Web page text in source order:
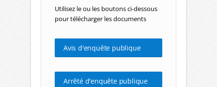
Utilisez le ou les boutons ci-dessous
pour télécharger les documents
Avis d'enquête publique
Arrêté d'enquête publique